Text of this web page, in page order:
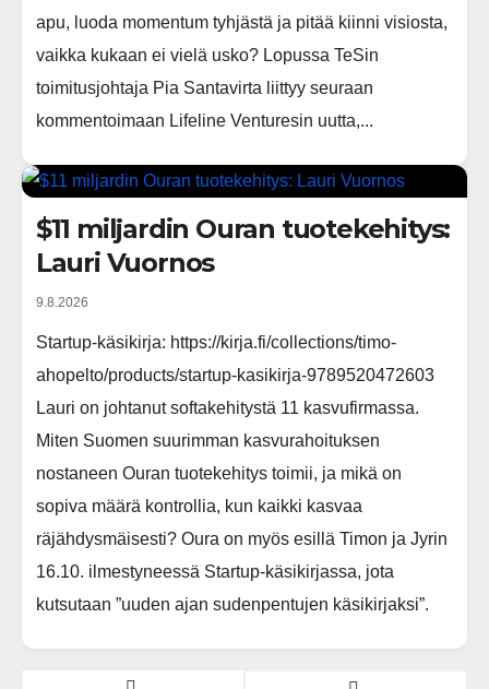
apu, luoda momentum tyhjästä ja pitää kiinni visiosta,
vaikka kukaan ei vielä usko? Lopussa TeSin
toimitusjohtaja Pia Santavirta liittyy seuraan
kommentoimaan Lifeline Venturesin uutta,...
$11 miljardin Ouran tuotekehitys:
Lauri Vuornos
9.8.2026
Startup-käsikirja: https://kirja.fi/collections/timo-
ahopelto/products/startup-kasikirja-9789520472603
Lauri on johtanut softakehitystä 11 kasvufirmassa.
Miten Suomen suurimman kasvurahoituksen
nostaneen Ouran tuotekehitys toimii, ja mikä on
sopiva määrä kontrollia, kun kaikki kasvaa
räjähdysmäisesti? Oura on myös esillä Timon ja Jyrin
16.10. ilmestyneessä Startup-käsikirjassa, jota
kutsutaan ”uuden ajan sudenpentujen käsikirjaksi”.